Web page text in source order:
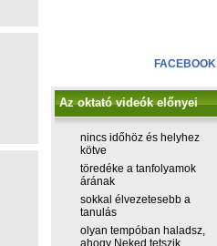
FACEBOOK
Az oktató videók előnyei
nincs időhöz és helyhez
kötve
töredéke a tanfolyamok
árának
sokkal élvezetesebb a
tanulás
olyan tempóban haladsz,
ahogy Neked tetszik